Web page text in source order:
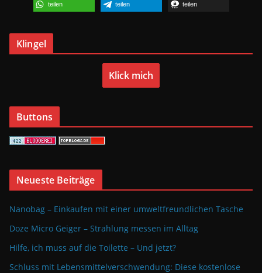
teilen teilen teilen
Klingel
Klick mich
Buttons
Neueste Beiträge
Nanobag – Einkaufen mit einer umweltfreundlichen Tasche
Doze Micro Geiger – Strahlung messen im Alltag
Hilfe, ich muss auf die Toilette – Und jetzt?
Schluss mit Lebensmittelverschwendung: Diese kostenlose